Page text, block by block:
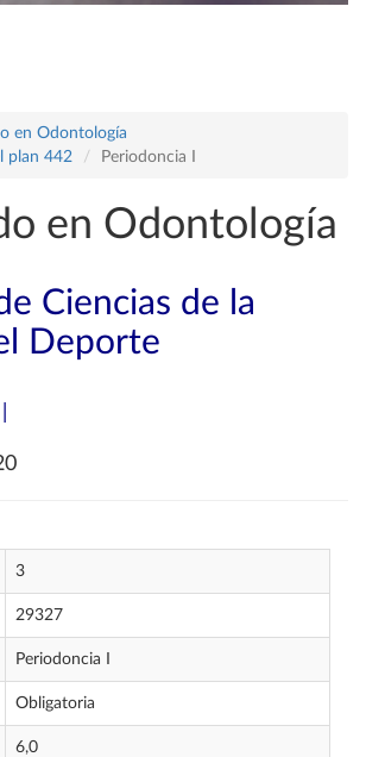
en Odontología
plan 442
Periodoncia I
en Odontología
Ciencias de la
Deporte
3
29327
Periodoncia I
Obligatoria
6,0